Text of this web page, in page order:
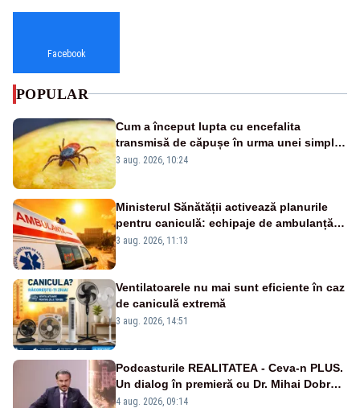
Facebook
POPULAR
Cum a început lupta cu encefalita
transmisă de căpușe în urma unei simple
vacanțe
3 aug. 2026, 10:24
Ministerul Sănătății activează planurile
pentru caniculă: echipaje de ambulanță
suplimentate, stocuri de medicamente
3 aug. 2026, 11:13
Ventilatoarele nu mai sunt eficiente în caz
de caniculă extremă
3 aug. 2026, 14:51
Podcasturile REALITATEA - Ceva-n PLUS.
Un dialog în premieră cu Dr. Mihai Dobra –
VIDEO
4 aug. 2026, 09:14